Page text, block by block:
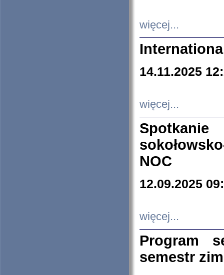
więcej...
14.11.2025
więcej...
NOC
12.09.2025
więcej...
Program
semestr